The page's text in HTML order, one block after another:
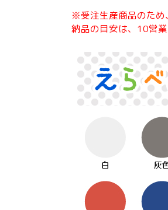
※受注生産商品のため
納品の目安は、10営